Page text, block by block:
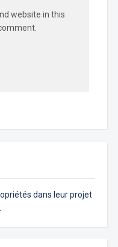
dans leur projet
website in this